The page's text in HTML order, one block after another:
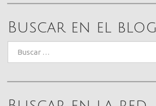
Buscar en el blog